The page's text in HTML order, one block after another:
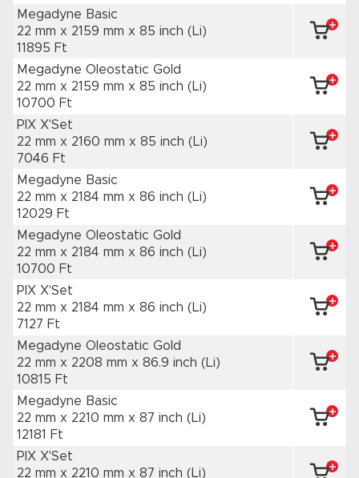
Megadyne Basic
22 mm x 2159 mm x 85 inch (Li)
11895 Ft
Megadyne Oleostatic Gold
22 mm x 2159 mm x 85 inch (Li)
10700 Ft
PIX X'Set
22 mm x 2160 mm x 85 inch (Li)
7046 Ft
Megadyne Basic
22 mm x 2184 mm x 86 inch (Li)
12029 Ft
Megadyne Oleostatic Gold
22 mm x 2184 mm x 86 inch (Li)
10700 Ft
PIX X'Set
22 mm x 2184 mm x 86 inch (Li)
7127 Ft
Megadyne Oleostatic Gold
22 mm x 2208 mm x 86.9 inch (Li)
10815 Ft
Megadyne Basic
22 mm x 2210 mm x 87 inch (Li)
12181 Ft
PIX X'Set
22 mm x 2210 mm x 87 inch (Li)